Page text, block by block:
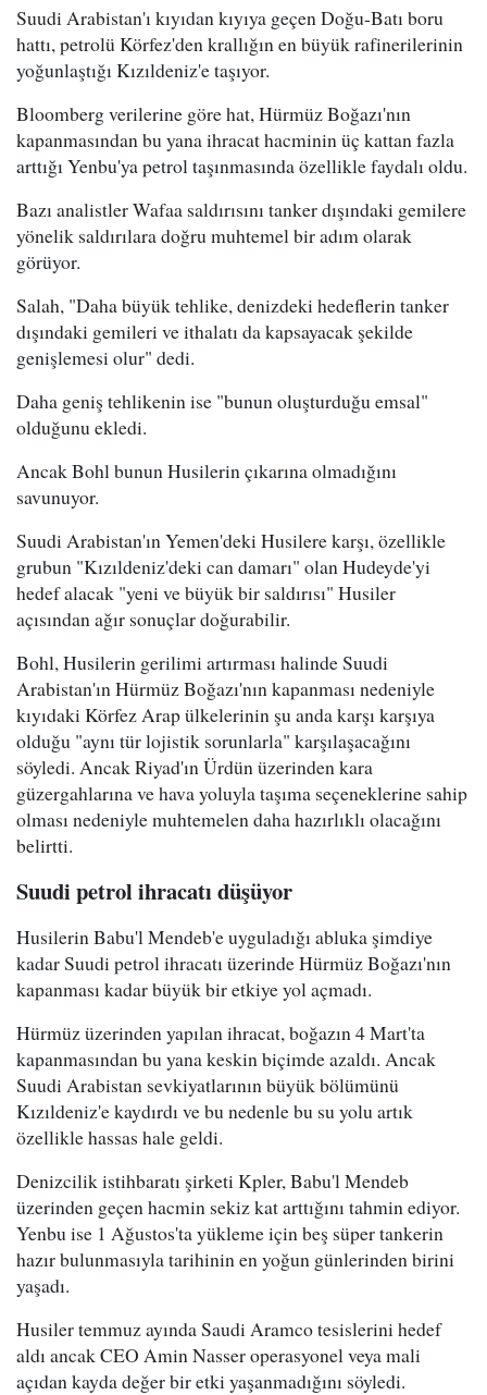
Suudi Arabistan'ı kıyıdan kıyıya geçen Doğu-Batı boru
hattı, petrolü Körfez'den krallığın en büyük rafinerilerinin
yoğunlaştığı Kızıldeniz'e taşıyor.
Bloomberg verilerine göre hat, Hürmüz Boğazı'nın
kapanmasından bu yana ihracat hacminin üç kattan fazla
arttığı Yenbu'ya petrol taşınmasında özellikle faydalı oldu.
Bazı analistler Wafaa saldırısını tanker dışındaki gemilere
yönelik saldırılara doğru muhtemel bir adım olarak
görüyor.
Salah, "Daha büyük tehlike, denizdeki hedeflerin tanker
dışındaki gemileri ve ithalatı da kapsayacak şekilde
genişlemesi olur" dedi.
Daha geniş tehlikenin ise "bunun oluşturduğu emsal"
olduğunu ekledi.
Ancak Bohl bunun Husilerin çıkarına olmadığını
savunuyor.
Suudi Arabistan'ın Yemen'deki Husilere karşı, özellikle
grubun "Kızıldeniz'deki can damarı" olan Hudeyde'yi
hedef alacak "yeni ve büyük bir saldırısı" Husiler
açısından ağır sonuçlar doğurabilir.
Bohl, Husilerin gerilimi artırması halinde Suudi
Arabistan'ın Hürmüz Boğazı'nın kapanması nedeniyle
kıyıdaki Körfez Arap ülkelerinin şu anda karşı karşıya
olduğu "aynı tür lojistik sorunlarla" karşılaşacağını
söyledi. Ancak Riyad'ın Ürdün üzerinden kara
güzergahlarına ve hava yoluyla taşıma seçeneklerine sahip
olması nedeniyle muhtemelen daha hazırlıklı olacağını
belirtti.
Suudi petrol ihracatı düşüyor
Husilerin Babu'l Mendeb'e uyguladığı abluka şimdiye
kadar Suudi petrol ihracatı üzerinde Hürmüz Boğazı'nın
kapanması kadar büyük bir etkiye yol açmadı.
Hürmüz üzerinden yapılan ihracat, boğazın 4 Mart'ta
kapanmasından bu yana keskin biçimde azaldı. Ancak
Suudi Arabistan sevkiyatlarının büyük bölümünü
Kızıldeniz'e kaydırdı ve bu nedenle bu su yolu artık
özellikle hassas hale geldi.
Denizcilik istihbaratı şirketi Kpler, Babu'l Mendeb
üzerinden geçen hacmin sekiz kat arttığını tahmin ediyor.
Yenbu ise 1 Ağustos'ta yükleme için beş süper tankerin
hazır bulunmasıyla tarihinin en yoğun günlerinden birini
yaşadı.
Husiler temmuz ayında Saudi Aramco tesislerini hedef
aldı ancak CEO Amin Nasser operasyonel veya mali
açıdan kayda değer bir etki yaşanmadığını söyledi.